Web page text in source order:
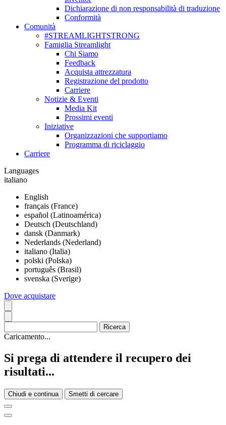
Dichiarazione di non responsabilità di traduzione
Conformità
Comunità
#STREAMLIGHTSTRONG
Famiglia Streamlight
Chi Siamo
Feedback
Acquista attrezzatura
Registrazione del prodotto
Carriere
Notizie & Eventi
Media Kit
Prossimi eventi
Iniziative
Organizzazioni che supportiamo
Programma di riciclaggio
Carriere
Languages
italiano
English
français (France)
español (Latinoamérica)
Deutsch (Deutschland)
dansk (Danmark)
Nederlands (Nederland)
italiano (Italia)
polski (Polska)
português (Brasil)
svenska (Sverige)
Dove acquistare
Caricamento...
Si prega di attendere il recupero dei
risultati...
Chiudi e continua Smetti di cercare